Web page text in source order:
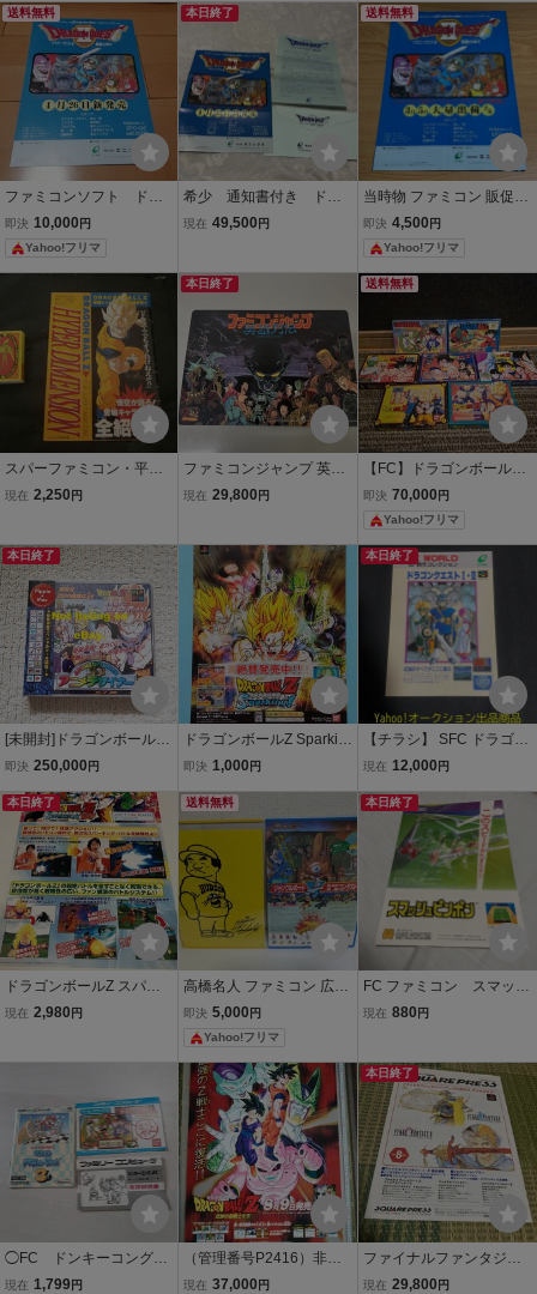
RAGON BALL 北斗の拳
送料無料
ファミコンソフト ドラ
ゴンクエスト2 販売チラ
シ
即決 10,000 円
Yahoo!フリマ
本日終了
希少 通知書付き ドラ
ゴンクエストⅡ ファミコ
フレット 販促 非売品F
現在 49,500 円
送料無料
当時物 ファミコン 販促用
チラシ ドラゴンクエスト
2 FC ドラクエ2 エニック
即決 4,500 円
Yahoo!フリマ
スパーファミコン・平成
８年・ドラゴンボールＺ
Ｇ・発売直前攻略スペシ
ャル・Vジャンプ付録
現在 2,250 円
本日終了
ファミコンジャンプ 英雄
列伝 FC ファミコン 販
RAGON BALL 北斗の拳
聖闘士星矢
現在 29,800 円
送料無料
【FC】ドラゴンボール7
本セット コンプリート
ファミコンソフト
即決 70,000 円
Yahoo!フリマ
本日終了
[未開封]ドラゴンボールZ
アニメデザイナー Pippin
即決 250,000 円
ドラゴンボールZ Sparkin
g! PS2 雑誌広告 DRAGO
イステーション2 ゲーム
雑誌切り抜き チラシ/ポス
ター風デザイン
即決 1,000 円
本日終了
【チラシ】 SFC ドラゴン
クエストⅠ・Ⅱ 1993年 E
モンスターズ エニックス
ワールド カタログ パンフ
レット CP035
現在 12,000 円
本日終了
ドラゴンボールZ スパー
キングネオ DRAGON B
現在 2,980 円
送料無料
高橋名人 ファミコン 広告
チラシ ハドソン FAMICO
M Family Computer
即決 5,000 円
Yahoo!フリマ
本日終了
FC ファミコン スマッシ
ュピンポン マリオゴル
ト 販促 任天堂
現在 880 円
◯FC ドンキーコングJ
R. スーパーマリオブラ
現在 1,799円
（管理番号P2416）非売
品ゲーム販促ポスター
現在 37,000 円
本日終了
ファイナルファンタジ
ー 希少 店舗用 スク
現在 29,800 円